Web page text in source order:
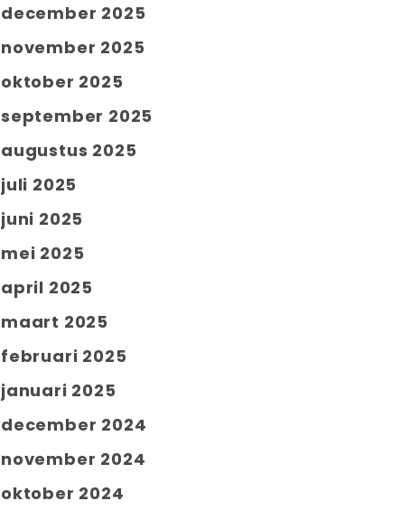
december 2025
november 2025
oktober 2025
september 2025
augustus 2025
juli 2025
juni 2025
mei 2025
april 2025
maart 2025
februari 2025
januari 2025
december 2024
november 2024
oktober 2024